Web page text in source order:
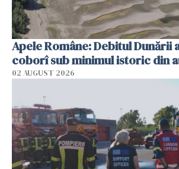
Apele Române: Debitul Dunării
coborî sub minimul istoric din
02 AUGUST 2026